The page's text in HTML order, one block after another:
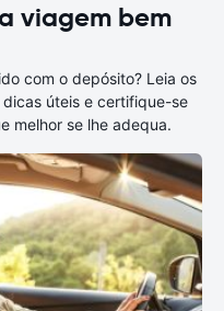
viagem bem
com o depósito? Leia os
úteis e certifique-se
melhor se lhe adequa.